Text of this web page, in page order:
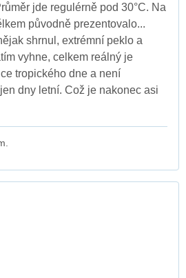
jde regulérně pod 30°C. Na
původně prezentovalo...
shrnul, extrémní peklo a
vyhne, celkem reálný je
tropického dne a není
dny letní. Což je nakonec asi